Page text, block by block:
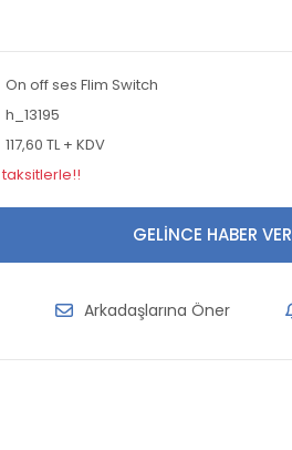
On off ses Flim Switch
h_13195
117,60 TL + KDV
taksitlerle!!
GELİNCE HABER VER
Arkadaşlarına Öner